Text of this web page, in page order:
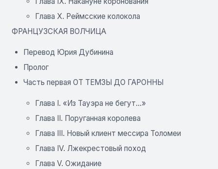
Глава X. Реймсские колокола
ФРАНЦУЗСКАЯ ВОЛЧИЦА
Перевод Юрия Дубинина
Пролог
Часть первая ОТ ТЕМЗЫ ДО ГАРОННЫ
Глава I. «Из Тауэра не бегут...»
Глава II. Поруганная королева
Глава III. Новый клиент мессира Толомеи
Глава IV. Лжекрестовый поход
Глава V. Ожидание